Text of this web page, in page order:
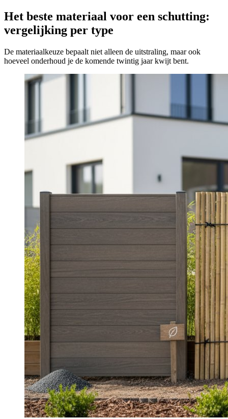
Het beste materiaal voor een schutting:
vergelijking per type
De materiaalkeuze bepaalt niet alleen de uitstraling, maar ook
hoeveel onderhoud je de komende twintig jaar kwijt bent.